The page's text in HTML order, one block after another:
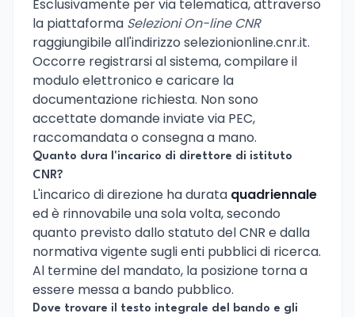
Esclusivamente per via telematica, attraverso
la piattaforma Selezioni On-line CNR
raggiungibile all'indirizzo selezionionline.cnr.it.
Occorre registrarsi al sistema, compilare il
modulo elettronico e caricare la
documentazione richiesta. Non sono
accettate domande inviate via PEC,
raccomandata o consegna a mano.
Quanto dura l'incarico di direttore di istituto
CNR?
L'incarico di direzione ha durata quadriennale
ed è rinnovabile una sola volta, secondo
quanto previsto dallo statuto del CNR e dalla
normativa vigente sugli enti pubblici di ricerca.
Al termine del mandato, la posizione torna a
essere messa a bando pubblico.
Dove trovare il testo integrale del bando e gli